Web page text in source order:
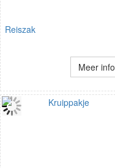
Reiszak
Meer info